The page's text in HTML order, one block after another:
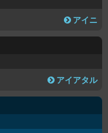
アイニ
アイアタル